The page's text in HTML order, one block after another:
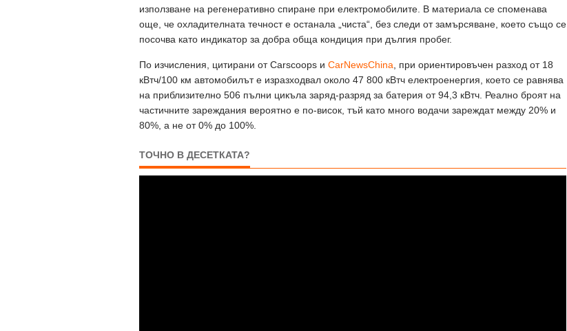
използване на регенеративно спиране при електромобилите. В материала се споменава
още, че охладителната течност е останала „чиста“, без следи от замърсяване, което също се
посочва като индикатор за добра обща кондиция при дългия пробег.
По изчисления, цитирани от Carscoops и CarNewsChina , при ориентировъчен разход от 18
кВтч/100 км автомобилът е изразходвал около 47 800 кВтч електроенергия, което се равнява
на приблизително 506 пълни цикъла заряд-разряд за батерия от 94,3 кВтч. Реално броят на
частичните зареждания вероятно е по-висок, тъй като много водачи зареждат между 20% и
80%, а не от 0% до 100%.
ТОЧНО В ДЕСЕТКАТА?